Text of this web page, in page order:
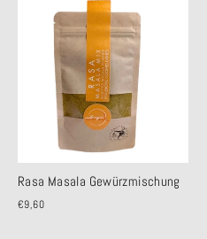
Rasa Masala Gewürzmischung
€9,60